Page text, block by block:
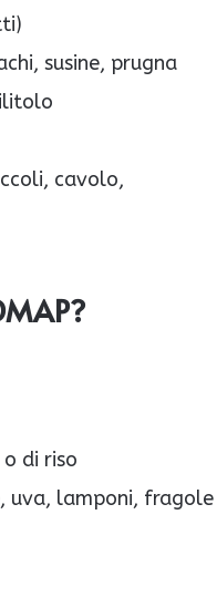
susine, prugna
cavolo,
di riso
uva, lamponi, fragole